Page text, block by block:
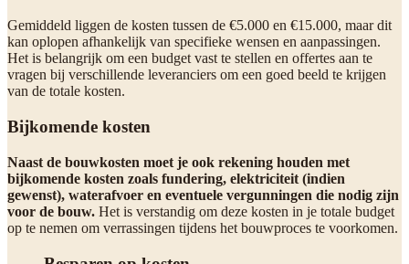
Gemiddeld liggen de kosten tussen de €5.000 en €15.000, maar dit
kan oplopen afhankelijk van specifieke wensen en aanpassingen.
Het is belangrijk om een budget vast te stellen en offertes aan te
vragen bij verschillende leveranciers om een goed beeld te krijgen
van de totale kosten.
Bijkomende kosten
Naast de bouwkosten moet je ook rekening houden met
bijkomende kosten zoals fundering, elektriciteit (indien
gewenst), waterafvoer en eventuele vergunningen die nodig zijn
voor de bouw. Het is verstandig om deze kosten in je totale budget
op te nemen om verrassingen tijdens het bouwproces te voorkomen.